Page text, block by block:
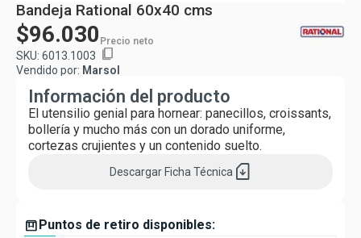
Bandeja Rational 60x40 cms
$96.030 Precio neto
SKU: 6013.1003 content_copy
Vendido por: Marsol
Información del producto
El utensilio genial para hornear: panecillos, croissants,
bollería y mucho más con un dorado uniforme,
cortezas crujientes y un contenido suelto.
Descargar Ficha Técnicasim_card_download
boxPuntos de retiro disponibles: